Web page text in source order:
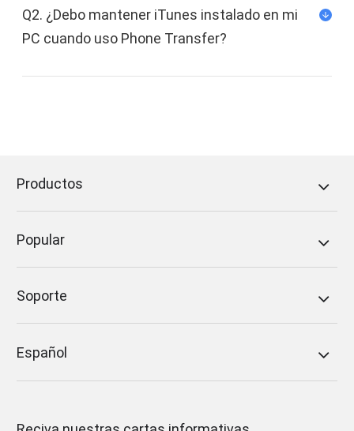
Q2. ¿Debo mantener iTunes instalado en mi
PC cuando uso Phone Transfer?
Productos
Popular
Soporte
Español